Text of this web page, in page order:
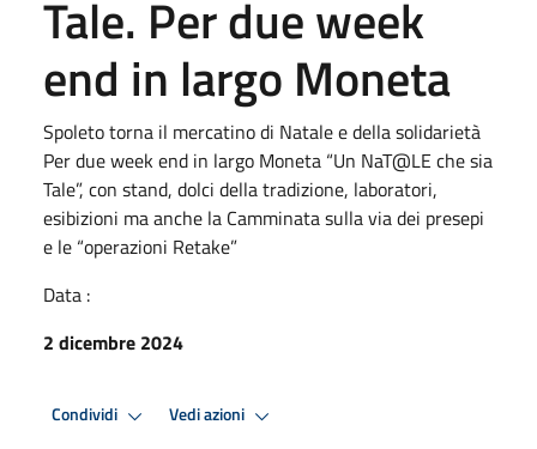
Tale. Per due week
end in largo Moneta
Spoleto torna il mercatino di Natale e della solidarietà
Per due week end in largo Moneta “Un NaT@LE che sia
Tale”, con stand, dolci della tradizione, laboratori,
esibizioni ma anche la Camminata sulla via dei presepi
e le “operazioni Retake”
Data :
2 dicembre 2024
Condividi Vedi azioni